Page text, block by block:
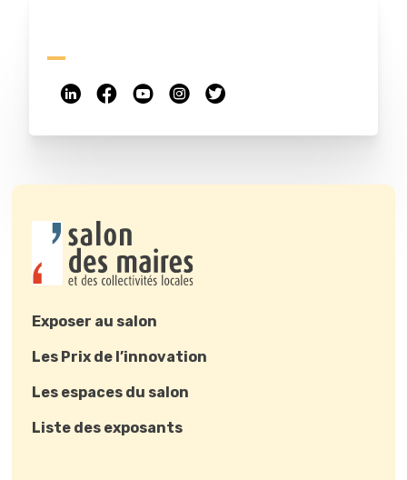
Exposer au salon
Les Prix de l’innovation
Les espaces du salon
Liste des exposants